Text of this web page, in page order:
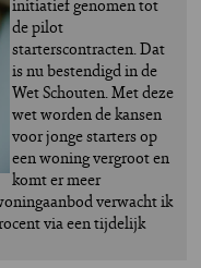
initiatief genomen tot
de pilot
starterscontracten. Dat
is nu bestendigd in de
Wet Schouten. Met deze
wet worden de kansen
voor jonge starters op
een woning vergroot en
komt er meer
verwacht ik
via een tijdelijk